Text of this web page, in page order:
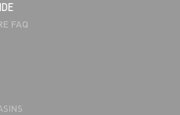
FAQ